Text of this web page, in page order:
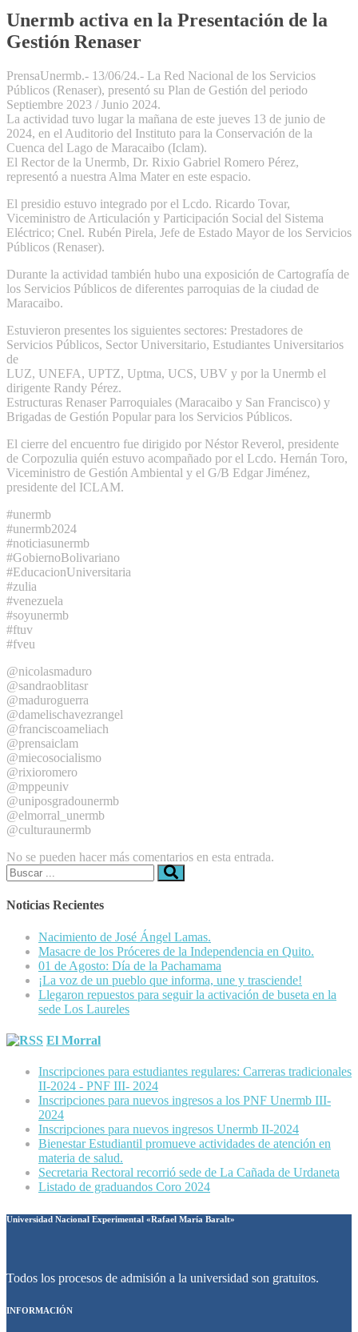
Unermb activa en la Presentación de la
Gestión Renaser
PrensaUnermb.- 13/06/24.- La Red Nacional de los Servicios
Públicos (Renaser), presentó su Plan de Gestión del periodo
Septiembre 2023 / Junio 2024.
La actividad tuvo lugar la mañana de este jueves 13 de junio de
2024, en el Auditorio del Instituto para la Conservación de la
Cuenca del Lago de Maracaibo (Iclam).
El Rector de la Unermb, Dr. Rixio Gabriel Romero Pérez,
representó a nuestra Alma Mater en este espacio.
El presidio estuvo integrado por el Lcdo. Ricardo Tovar,
Viceministro de Articulación y Participación Social del Sistema
Eléctrico; Cnel. Rubén Pirela, Jefe de Estado Mayor de los Servicios
Públicos (Renaser).
Durante la actividad también hubo una exposición de Cartografía de
los Servicios Públicos de diferentes parroquias de la ciudad de
Maracaibo.
Estuvieron presentes los siguientes sectores: Prestadores de
Servicios Públicos, Sector Universitario, Estudiantes Universitarios
de
LUZ, UNEFA, UPTZ, Uptma, UCS, UBV y por la Unermb el
dirigente Randy Pérez.
Estructuras Renaser Parroquiales (Maracaibo y San Francisco) y
Brigadas de Gestión Popular para los Servicios Públicos.
El cierre del encuentro fue dirigido por Néstor Reverol, presidente
de Corpozulia quién estuvo acompañado por el Lcdo. Hernán Toro,
Viceministro de Gestión Ambiental y el G/B Edgar Jiménez,
presidente del ICLAM.
#unermb
#unermb2024
#noticiasunermb
#GobiernoBolivariano
#EducacionUniversitaria
#zulia
#venezuela
#soyunermb
#ftuv
#fveu
@nicolasmaduro
@sandraoblitasr
@maduroguerra
@damelischavezrangel
@franciscoameliach
@prensaiclam
@miecosocialismo
@rixioromero
@mppeuniv
@uniposgradounermb
@elmorral_unermb
@culturaunermb
No se pueden hacer más comentarios en esta entrada.
Buscar:
Noticias Recientes
Nacimiento de José Ángel Lamas.
Masacre de los Próceres de la Independencia en Quito.
01 de Agosto: Día de la Pachamama
¡La voz de un pueblo que informa, une y trasciende!
Llegaron repuestos para seguir la activación de buseta en la
sede Los Laureles
El Morral
Inscripciones para estudiantes regulares: Carreras tradicionales
II-2024 - PNF III- 2024
Inscripciones para nuevos ingresos a los PNF Unermb III-
2024
Inscripciones para nuevos ingresos Unermb II-2024
Bienestar Estudiantil promueve actividades de atención en
materia de salud.
Secretaria Rectoral recorrió sede de La Cañada de Urdaneta
Listado de graduandos Coro 2024
Universidad Nacional Experimental «Rafael María Baralt»
Todos los procesos de admisión a la universidad son gratuitos.
INFORMACIÓN